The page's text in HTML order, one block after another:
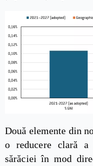
Două elemente din
o reducere clară a
sărăciei în mod